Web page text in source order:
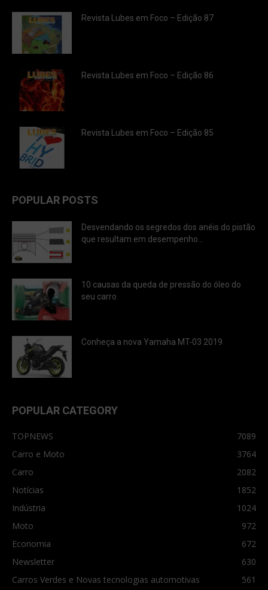
Revista Lubes em Foco – Edição 87
Revista Lubes em Foco – Edição 86
Revista Lubes em Foco – Edição 85
POPULAR POSTS
Desvendando os segredos dos anéis do pistão
que resultam em desempenho...
10 causas da queda de pressão do óleo do
seu carro
Conheça a nova Yamaha MT-03 2019
POPULAR CATEGORY
TOPNEWS
7089
Carro e Moto
3764
Carro
2082
Notícias
1852
Indústria
1024
Moto
972
Economia
672
Newsletter
630
Carros Verdes e Novas tecnologias automotivas
561